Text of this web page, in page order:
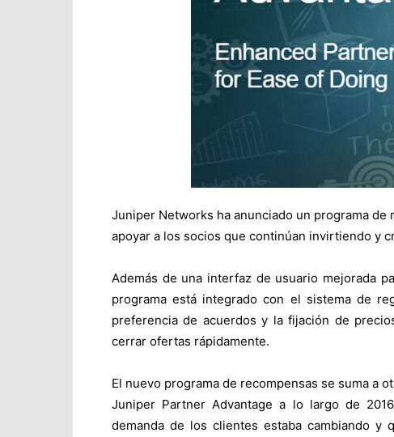
Juniper Networks ha anunciado un programa
apoyar a los socios que continúan invirtiendo y
Además de una interfaz de usuario mejorada
programa está integrado con el sistema de
preferencia de acuerdos y la fijación de
cerrar ofertas rápidamente.
El nuevo programa de recompensas se suma a
Juniper Partner Advantage a lo largo de
demanda de los clientes estaba cambiando y